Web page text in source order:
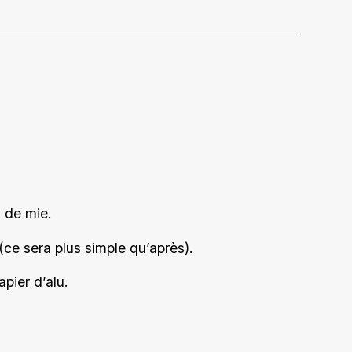
mie.
sera plus simple qu’après).
d’alu.